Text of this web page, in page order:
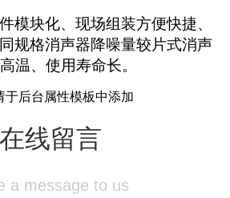
模块化、现场组装方便快捷、
规格消声器降噪量较片式消声
温、使用寿命长。
于后台属性模板中添加
在线留言
a message to us